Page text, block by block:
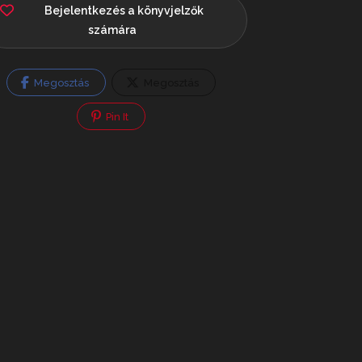
Bejelentkezés a könyvjelzők
számára
Megosztás
Pin It